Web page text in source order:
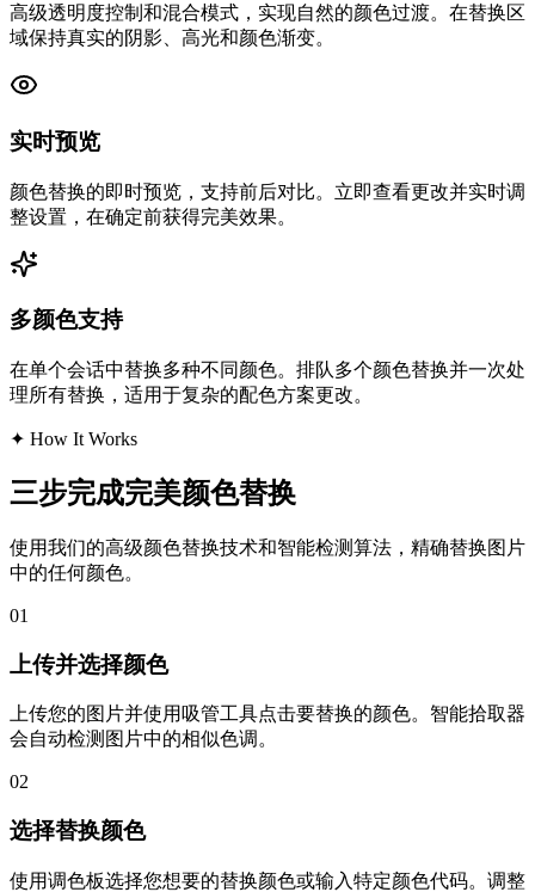
高级透明度控制和混合模式，实现自然的颜色过渡。在替换区
域保持真实的阴影、高光和颜色渐变。
实时预览
颜色替换的即时预览，支持前后对比。立即查看更改并实时调
整设置，在确定前获得完美效果。
多颜色支持
在单个会话中替换多种不同颜色。排队多个颜色替换并一次处
理所有替换，适用于复杂的配色方案更改。
✦ How It Works
三步完成完美颜色替换
使用我们的高级颜色替换技术和智能检测算法，精确替换图片
中的任何颜色。
01
上传并选择颜色
上传您的图片并使用吸管工具点击要替换的颜色。智能拾取器
会自动检测图片中的相似色调。
02
选择替换颜色
使用调色板选择您想要的替换颜色或输入特定颜色代码。调整